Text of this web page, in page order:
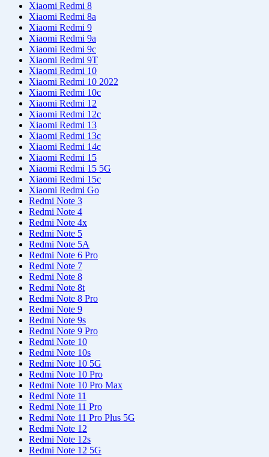
Xiaomi Redmi 8
Xiaomi Redmi 8a
Xiaomi Redmi 9
Xiaomi Redmi 9a
Xiaomi Redmi 9c
Xiaomi Redmi 9T
Xiaomi Redmi 10
Xiaomi Redmi 10 2022
Xiaomi Redmi 10с
Xiaomi Redmi 12
Xiaomi Redmi 12с
Xiaomi Redmi 13
Xiaomi Redmi 13с
Xiaomi Redmi 14с
Xiaomi Redmi 15
Xiaomi Redmi 15 5G
Xiaomi Redmi 15c
Xiaomi Redmi Go
Redmi Note 3
Redmi Note 4
Redmi Note 4x
Redmi Note 5
Redmi Note 5A
Redmi Note 6 Pro
Redmi Note 7
Redmi Note 8
Redmi Note 8t
Redmi Note 8 Pro
Redmi Note 9
Redmi Note 9s
Redmi Note 9 Pro
Redmi Note 10
Redmi Note 10s
Redmi Note 10 5G
Redmi Note 10 Pro
Redmi Note 10 Pro Max
Redmi Note 11
Redmi Note 11 Pro
Redmi Note 11 Pro Plus 5G
Redmi Note 12
Redmi Note 12s
Redmi Note 12 5G